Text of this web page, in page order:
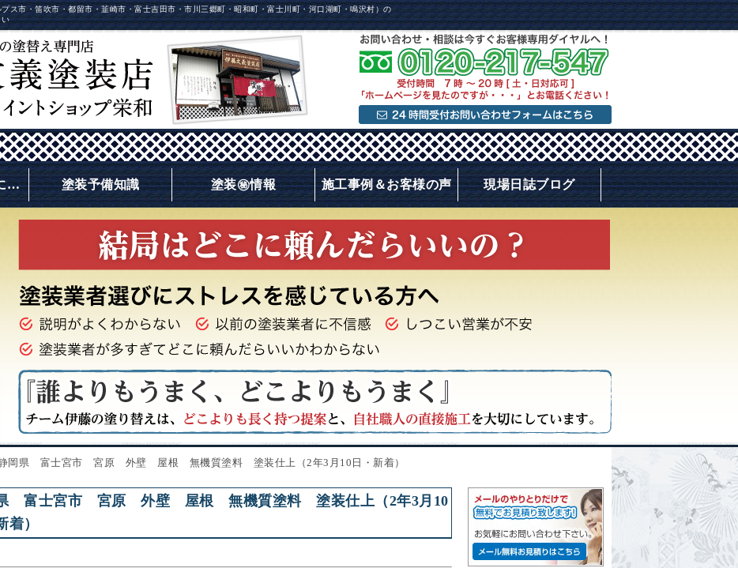
ス市・笛吹市・都留市・韮崎市・富士吉田市・市川三郷町・昭和町・富士川町・河口湖町・鳴沢村）の
い
… 塗装予備知識 塗装㊙情報 施工事例＆お客様の声 現場日誌ブログ
岡県 富士宮市 宮原 外壁 屋根 無機質塗料 塗装仕上（2年3月10日・新着）
富士宮市 宮原 外壁 屋根 無機質塗料 塗装仕上（2年3月10
着）